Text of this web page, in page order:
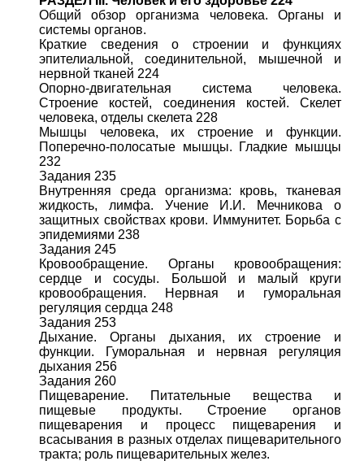
Общий обзор организма человека. Органы и
системы органов.
Краткие сведения о строении и функциях
эпителиальной, соединительной, мышечной и
нервной тканей 224
Опорно-двигательная система человека.
Строение костей, соединения костей. Скелет
человека, отделы скелета 228
Мышцы человека, их строение и функции.
Поперечно-полосатые мышцы. Гладкие мышцы
232
Задания 235
Внутренняя среда организма: кровь, тканевая
жидкость, лимфа. Учение И.И. Мечникова о
защитных свойствах крови. Иммунитет. Борьба с
эпидемиями 238
Задания 245
Кровообращение. Органы кровообращения:
сердце и сосуды. Большой и малый круги
кровообращения. Нервная и гуморальная
регуляция сердца 248
Задания 253
Дыхание. Органы дыхания, их строение и
функции. Гуморальная и нервная регуляция
дыхания 256
Задания 260
Пищеварение. Питательные вещества и
пищевые продукты. Строение органов
пищеварения и процесс пищеварения и
всасывания в разных отделах пищеварительного
тракта; роль пищеварительных желез.